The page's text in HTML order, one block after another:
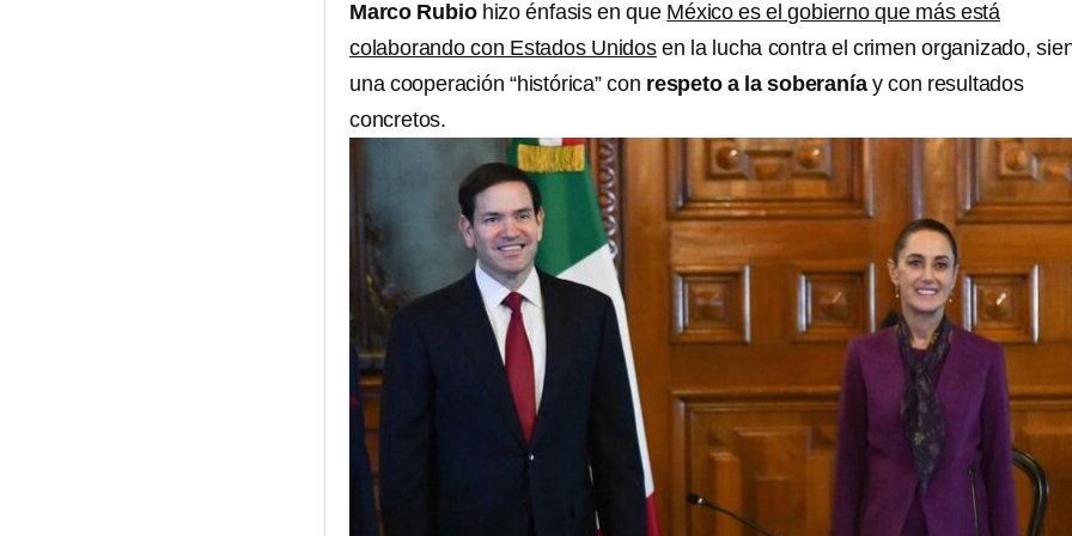
Marco Rubio hizo énfasis en que México es el gobierno que más está
colaborando con Estados Unidosen la lucha contra el crimen organizado,
una cooperación “histórica” con respeto a la soberanía y con resultados
concretos.